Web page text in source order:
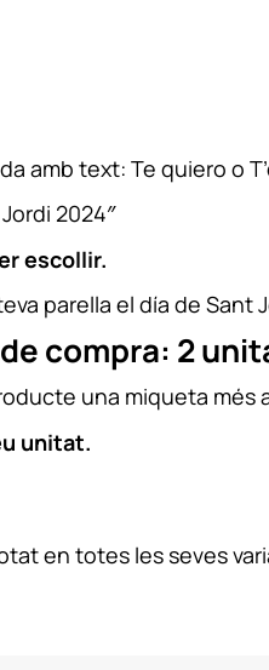
amb text: Te quiero o
2024″
escollir.
parella el día de Sant
compra: 2
una miqueta més
unitat.
en totes les seves